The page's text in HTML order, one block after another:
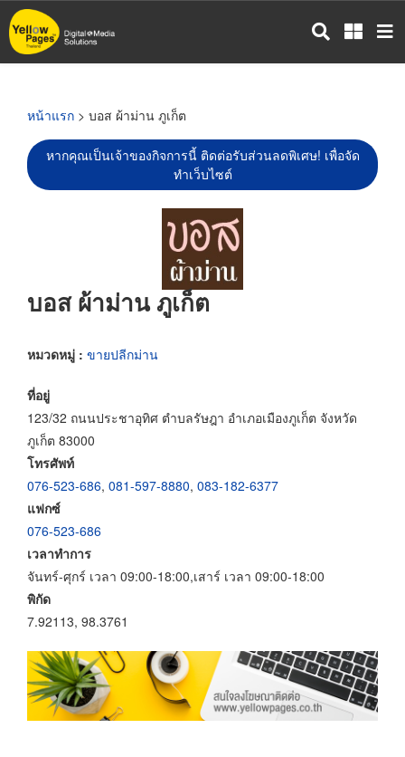
ข้าม
ไป
หน้าแรก > บอส ผ้าม่าน ภูเก็ต
หากคุณเป็นเจ้าของกิจการนี้ ติดต่อรับส่วนลดพิเศษ! เพื่อจัด
ทำเว็บไซต์
บอส ผ้าม่าน ภูเก็ต
หมวดหมู่ : ขายปลีกม่าน
ที่อยู่
123/32 ถนนประชาอุทิศ ตำบลรัษฎา อำเภอเมืองภูเก็ต จังหวัด
ภูเก็ต 83000
โทรศัพท์
076-523-686, 081-597-8880, 083-182-6377
แฟกซ์
076-523-686
เวลาทำการ
จันทร์-ศุกร์ เวลา 09:00-18:00,เสาร์ เวลา 09:00-18:00
พิกัด
7.92113, 98.3761